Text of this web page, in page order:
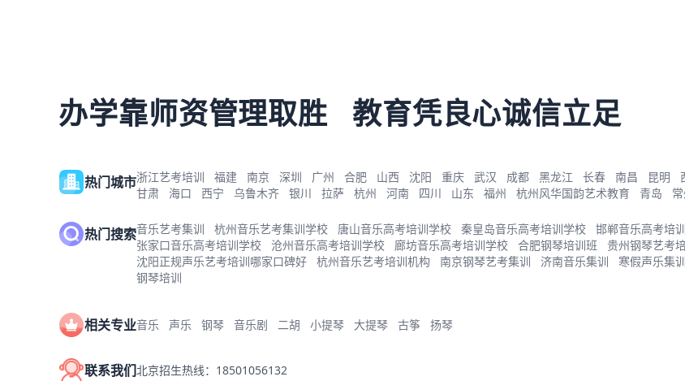
办学靠师资管理取胜 教育凭良心诚信立足
热门城市浙江艺考培训 福建 南京 深圳 广州 合肥 山西 沈阳 重庆 武汉 成都 黑龙江 长春 南昌 昆明
甘肃
海口 西宁 乌鲁木齐 银川 拉萨 杭州 河南 四川 山东 福州 杭州风华国韵艺术教育 青岛
热门搜索音乐艺考集训 杭州音乐艺考集训学校 唐山音乐高考培训学校 秦皇岛音乐高考培训学校 邯郸音乐高考培
张家口音乐高考培训学校
沧州音乐高考培训学校 廊坊音乐高考培训学校 合肥钢琴培训班 贵州钢琴艺考
沈阳正规声乐艺考培训哪家口碑好
杭州音乐艺考培训机构 南京钢琴艺考集训 济南音乐集训 寒假声乐集
钢琴培训
相关专业音乐 声乐 钢琴 音乐剧 二胡 小提琴 大提琴 古筝 扬琴
联系我们北京招生热线：18501056132